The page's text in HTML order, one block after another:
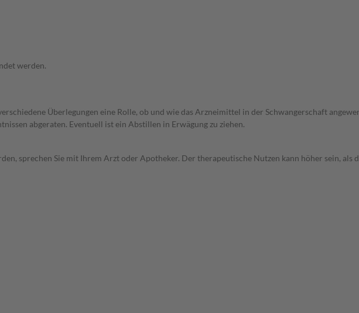
werden.
Überlegungen eine Rolle, ob und wie das Arzneimittel in der Schwangerschaft
abgeraten. Eventuell ist ein Abstillen in Erwägung zu ziehen.
sprechen Sie mit Ihrem Arzt oder Apotheker. Der therapeutische Nutzen kann höher sein, als